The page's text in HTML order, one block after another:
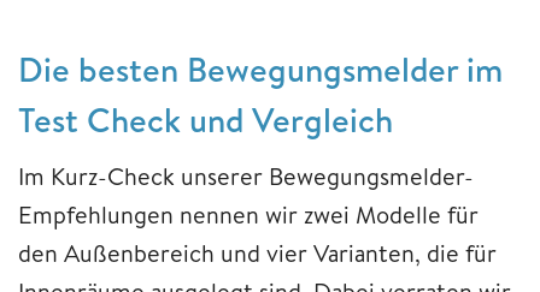
Die besten Bewegungsmelder im
Test Check und Vergleich
Im Kurz-Check unserer Bewegungsmelder-
Empfehlungen nennen wir zwei Modelle für
den Außenbereich und vier Varianten, die für